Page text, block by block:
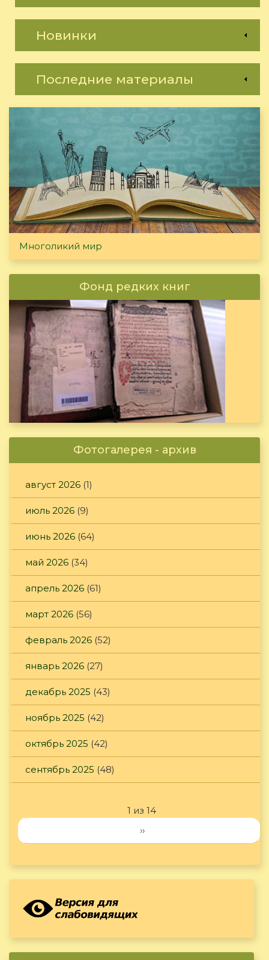
Новинки
Последние материалы
Многоликий мир
Фонд редких книг
Фотогалерея - архив
август 2026 (1)
июль 2026 (9)
июнь 2026 (64)
май 2026 (34)
апрель 2026 (61)
март 2026 (56)
февраль 2026 (52)
январь 2026 (27)
декабрь 2025 (43)
ноябрь 2025 (42)
октябрь 2025 (42)
сентябрь 2025 (48)
1 из 14
››